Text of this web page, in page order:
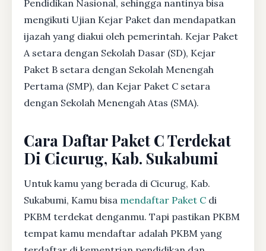
Pendidikan Nasional, sehingga nantinya bisa
mengikuti Ujian Kejar Paket dan mendapatkan
ijazah yang diakui oleh pemerintah. Kejar Paket
A setara dengan Sekolah Dasar (SD), Kejar
Paket B setara dengan Sekolah Menengah
Pertama (SMP), dan Kejar Paket C setara
dengan Sekolah Menengah Atas (SMA).
Cara Daftar Paket C Terdekat
Di Cicurug, Kab. Sukabumi
Untuk kamu yang berada di Cicurug, Kab.
Sukabumi, Kamu bisa mendaftar Paket C di
PKBM terdekat denganmu. Tapi pastikan PKBM
tempat kamu mendaftar adalah PKBM yang